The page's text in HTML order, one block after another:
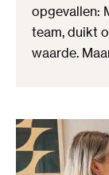
opgevallen:
team, duikt
waarde.